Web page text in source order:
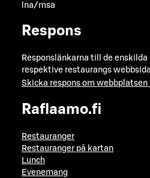
lna/msa
Respons
Responslänkarna till de
respektive restaurangs
Skicka respons om webbplatsen
Raflaamo.fi
Restauranger
Restauranger på kartan
Lunch
Evenemang